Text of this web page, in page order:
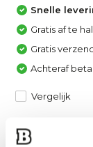
Snelle
Gratis af te
Gratis
Achteraf
Vergelijk
Heb je een